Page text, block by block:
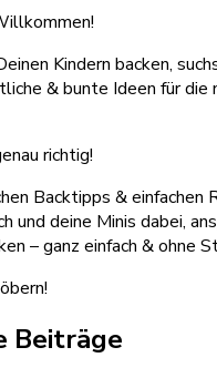
Kindern backen,
& bunte Ideen für die
richtig!
Backtipps & einfachen
und deine Minis dabei,
– ganz einfach & ohne
Beiträge